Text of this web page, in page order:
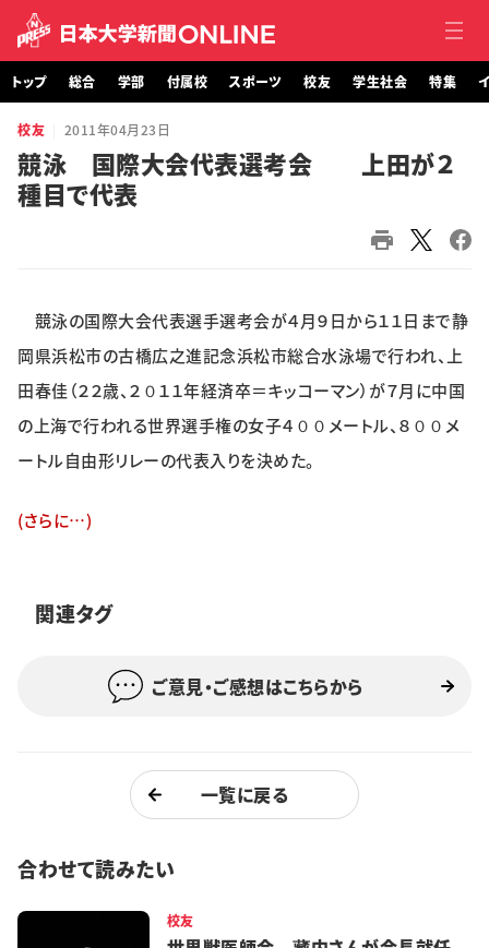
トップ
総合
スポーツ
学生社会
特集・企画
学生記者募集
トップ 総合 学部 付属校 スポーツ 校友 学生社会 特集
校友 2011年04月23日
競泳 国際大会代表選考会 上田が２
種目で代表
競泳の国際大会代表選手選考会が４月９日から１１日まで静
岡県浜松市の古橋広之進記念浜松市総合水泳場で行われ、上
田春佳（２２歳、２０１１年経済卒＝キッコーマン）が７月に中国
の上海で行われる世界選手権の女子４００メートル、８００メ
ートル自由形リレーの代表入りを決めた。
(さらに…)
関連タグ
ご意見・ご感想はこちらから
一覧に戻る
合わせて読みたい
校友